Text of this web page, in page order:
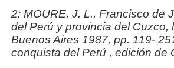
2: MOURE, J. L., Francisco de
del Perú y provincia del Cuzco,
Buenos Aires 1987, pp. 119-
conquista del Perú , edición de